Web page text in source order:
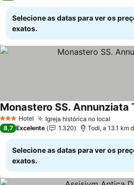
Selecione as datas para ver os
exatos.
3 EstrelasHotel Igreja histórica no local
Monastero SS. Annunziata
8,7 Excelente 1.320 Todi, a 13.1 km
Selecione as datas para ver os
exatos.